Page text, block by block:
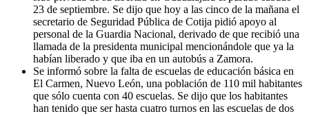
23 de septiembre. Se dijo que hoy a las cinco de la mañana el
secretario de Seguridad Pública de Cotija pidió apoyo al
personal de la Guardia Nacional, derivado de que recibió una
llamada de la presidenta municipal mencionándole que ya la
habían liberado y que iba en un autobús a Zamora.
Se informó sobre la falta de escuelas de educación básica en
El Carmen, Nuevo León, una población de 110 mil habitantes
que sólo cuenta con 40 escuelas. Se dijo que los habitantes
han tenido que ser hasta cuatro turnos en las escuelas de dos